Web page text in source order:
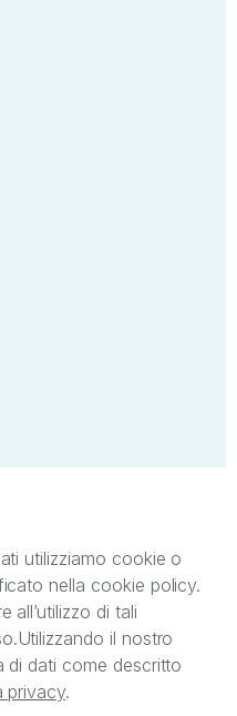
di StreetLib S.r.l.
StreetLib S.r.l. è
intellettuale
distintivi presenti
a prendere visione
utilizziamo cookie o
nella cookie policy.
all’utilizzo di tali
Utilizzando il nostro
di dati come descritto
privacy.